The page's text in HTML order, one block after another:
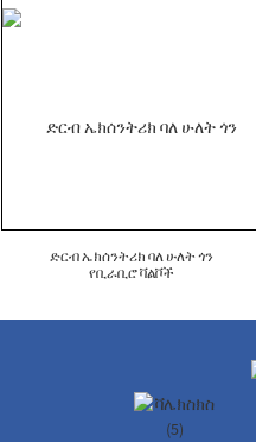
ድርብ ኤክሰንትሪክ ባለ ሁለት ጎን
የቢራቢሮ ቫልቮች